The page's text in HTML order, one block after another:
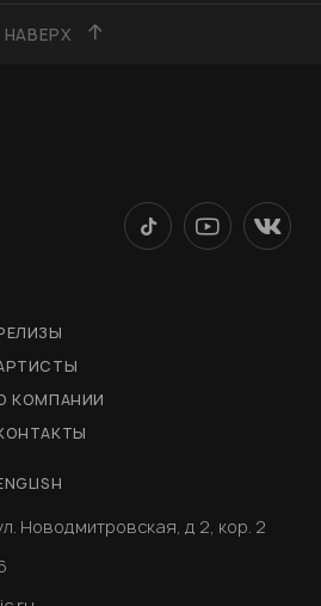
НАВЕРХ
КОМПАНИИ
Новодмитровская, д 2, кор. 2